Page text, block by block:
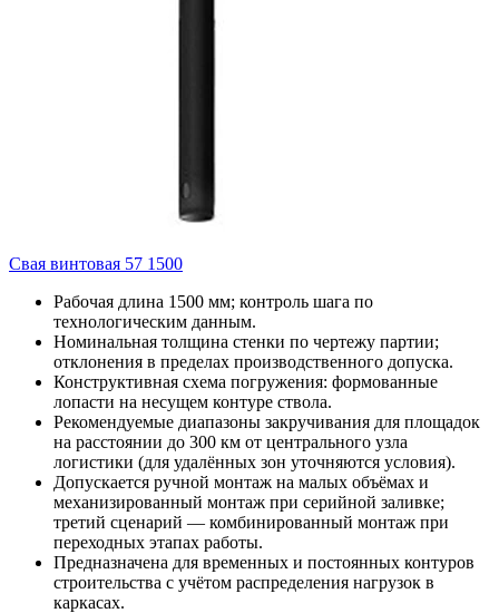
Свая винтовая 57 1500
Рабочая длина 1500 мм; контроль шага по
технологическим данным.
Номинальная толщина стенки по чертежу партии;
отклонения в пределах производственного допуска.
Конструктивная схема погружения: формованные
лопасти на несущем контуре ствола.
Рекомендуемые диапазоны закручивания для площадок
на расстоянии до 300 км от центрального узла
логистики (для удалённых зон уточняются условия).
Допускается ручной монтаж на малых объёмах и
механизированный монтаж при серийной заливке;
третий сценарий — комбинированный монтаж при
переходных этапах работы.
Предназначена для временных и постоянных контуров
строительства с учётом распределения нагрузок в
каркасах.